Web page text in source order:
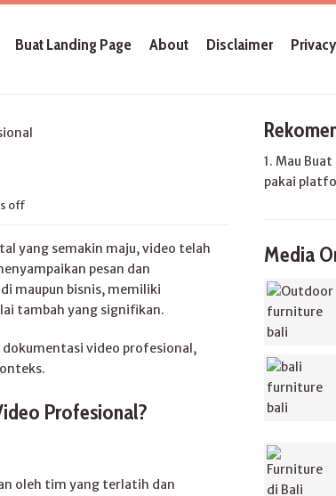
Buat Landing Page About Disclaimer Privacy
off
yang semakin maju, video telah
pesan dan
maupun bisnis, memiliki
tambah yang signifikan.
dokumentasi video profesional,
Profesional?
oleh tim yang terlatih dan
1. Mau Buat
pakai
Media